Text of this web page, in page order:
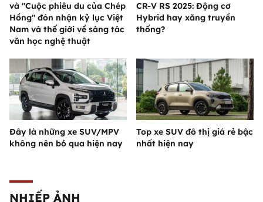
và "Cuộc phiêu du của Chép
Hồng" đón nhận kỷ lục Việt
Nam và thế giới về sáng tác
văn học nghệ thuật
CR-V RS 2025: Động cơ
Hybrid hay xăng truyền
thống?
Đây là những xe SUV/MPV
không nên bỏ qua hiện nay
Top xe SUV đô thị giá rẻ bậc
nhất hiện nay
NHIẾP ẢNH